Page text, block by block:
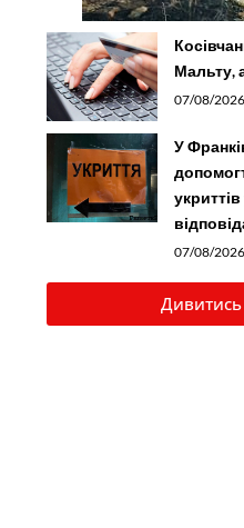
Мальту,
07/08/
У
07/08/
Дивитись